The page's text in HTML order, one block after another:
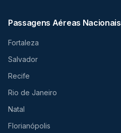
Passagens Aéreas Nacionais
Fortaleza
Salvador
Recife
Rio de Janeiro
Natal
Florianópolis